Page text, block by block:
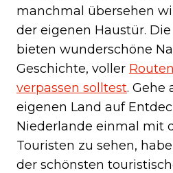
manchmal übersehen
der eigenen Haustür.
bieten wunderschöne
Geschichte, voller
verpassen solltest. Gehe
eigenen Land auf
Niederlande einmal mit
Touristen zu sehen,
der schönsten